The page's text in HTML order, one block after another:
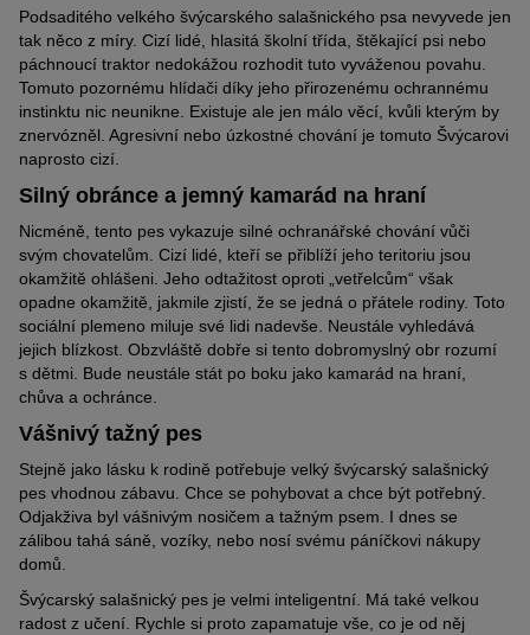
Podsaditého velkého švýcarského salašnického psa nevyvede jen
tak něco z míry. Cizí lidé, hlasitá školní třída, štěkající psi nebo
páchnoucí traktor nedokážou rozhodit tuto vyváženou povahu.
Tomuto pozornému hlídači díky jeho přirozenému ochrannému
instinktu nic neunikne. Existuje ale jen málo věcí, kvůli kterým by
znervózněl. Agresivní nebo úzkostné chování je tomuto Švýcarovi
naprosto cizí.
Silný obránce a jemný kamarád na hraní
Nicméně, tento pes vykazuje silné ochranářské chování vůči
svým chovatelům. Cizí lidé, kteří se přiblíží jeho teritoriu jsou
okamžitě ohlášeni. Jeho odtažitost oproti „vetřelcům“ však
opadne okamžitě, jakmile zjistí, že se jedná o přátele rodiny. Toto
sociální plemeno miluje své lidi nadevše. Neustále vyhledává
jejich blízkost. Obzvláště dobře si tento dobromyslný obr rozumí
s dětmi. Bude neustále stát po boku jako kamarád na hraní,
chůva a ochránce.
Vášnivý tažný pes
Stejně jako lásku k rodině potřebuje velký švýcarský salašnický
pes vhodnou zábavu. Chce se pohybovat a chce být potřebný.
Odjakživa byl vášnivým nosičem a tažným psem. I dnes se
zálibou tahá sáně, vozíky, nebo nosí svému páníčkovi nákupy
domů.
Švýcarský salašnický pes je velmi inteligentní. Má také velkou
radost z učení. Rychle si proto zapamatuje vše, co je od něj